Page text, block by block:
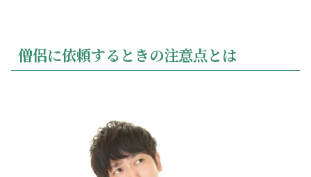
僧侶に依頼するときの注意点とは